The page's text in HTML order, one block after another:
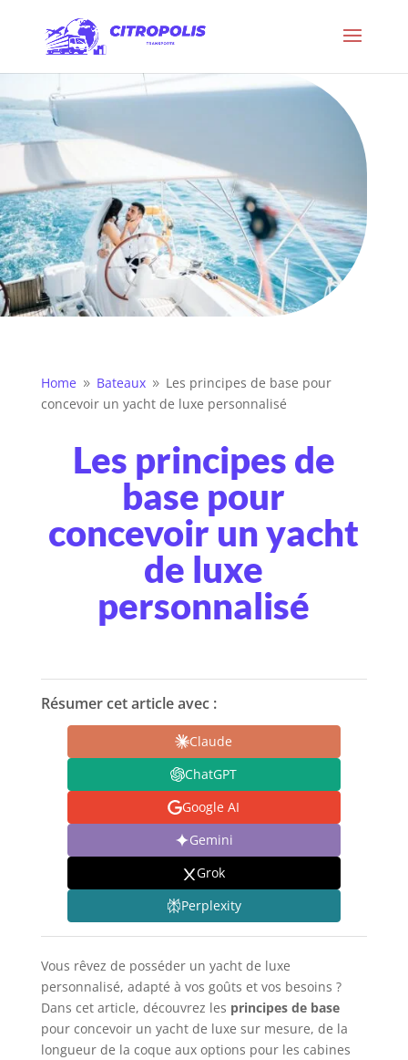
Home 9 Bateaux 9 Les principes de base pour
concevoir un yacht de luxe personnalisé
Les principes de
base pour
concevoir un yacht
de luxe
personnalisé
Résumer cet article avec :
Claude
ChatGPT
Google AI
Gemini
Grok
Perplexity
Vous rêvez de posséder un yacht de luxe
personnalisé, adapté à vos goûts et vos besoins ?
Dans cet article, découvrez les principes de base
pour concevoir un yacht de luxe sur mesure, de la
longueur de la coque aux options pour les cabines